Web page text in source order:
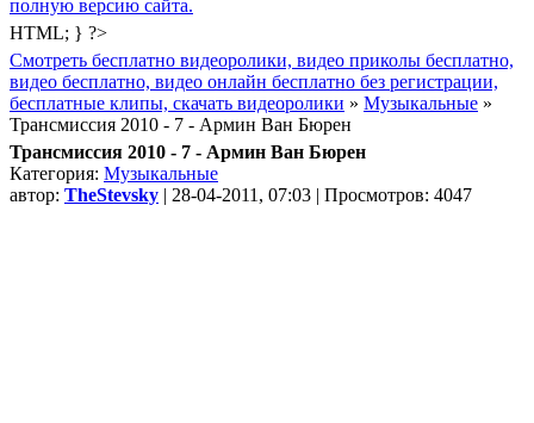
полную версию сайта.
HTML; } ?>
Смотреть бесплатно видеоролики, видео приколы бесплатно,
видео бесплатно, видео онлайн бесплатно без регистрации,
бесплатные клипы, скачать видеоролики » Музыкальные »
Трансмиссия 2010 - 7 - Армин Ван Бюрен
Трансмиссия 2010 - 7 - Армин Ван Бюрен
Категория: Музыкальные
автор: TheStevsky | 28-04-2011, 07:03 | Просмотров: 4047